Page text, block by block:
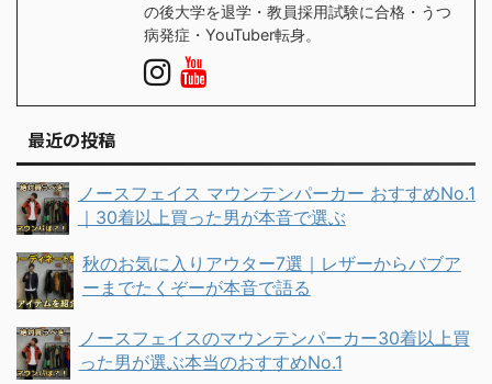
の後大学を退学・教員採用試験に合格・うつ
病発症・YouTuber転身。
最近の投稿
ノースフェイス マウンテンパーカー おすすめNo.1
｜30着以上買った男が本音で選ぶ
秋のお気に入りアウター7選｜レザーからバブア
ーまでたくぞーが本音で語る
ノースフェイスのマウンテンパーカー30着以上買
った男が選ぶ本当のおすすめNo.1